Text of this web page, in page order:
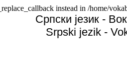
instead in /home/
Српски језик -
Srpski jezik -